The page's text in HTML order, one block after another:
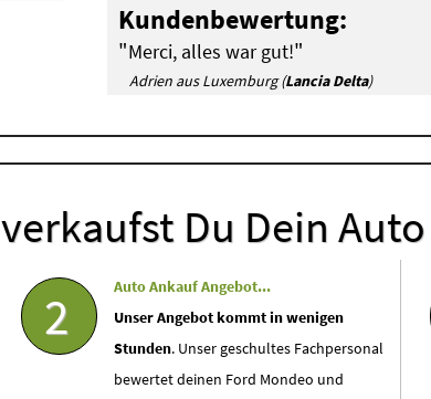
Kundenbewertung:
"Merci, alles war gut!"
Adrien aus Luxemburg (Lancia Delta)
verkaufst Du Dein
2
Auto Ankauf Angebot...
Unser Angebot kommt in wenigen
Stunden. Unser geschultes Fachpersonal
bewertet deinen Ford Mondeo und